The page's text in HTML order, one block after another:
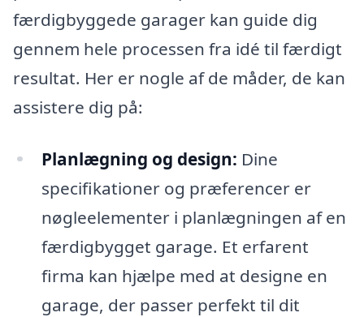
færdigbyggede garager kan guide dig
gennem hele processen fra idé til færdigt
resultat. Her er nogle af de måder, de kan
assistere dig på:
Planlægning og design: Dine
specifikationer og præferencer er
nøgleelementer i planlægningen af en
færdigbygget garage. Et erfarent
firma kan hjælpe med at designe en
garage, der passer perfekt til dit